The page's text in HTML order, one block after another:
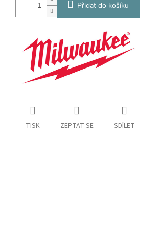
Přidat do košíku
TISK ZEPTAT SE SDÍLET